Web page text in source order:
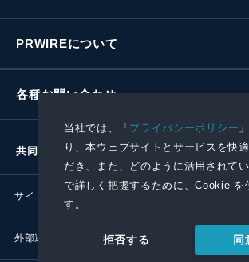
当社では、「プライバシーポリシー
り、本ウェブサイトとサービスを快
だき、また、どのように活用されて
で詳しく把握するために、Cookie を
す。
拒否する 同
PRWIREについて
各種お問い合わせ
共同通信社グループ
サイトポリシー
外部送信ポリシー プレスリリ